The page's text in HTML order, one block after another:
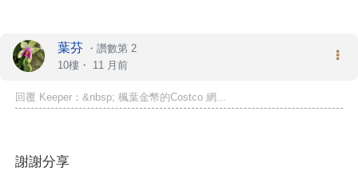
葉芬 ・ 讚數第 2
10樓・ 11 月前
回覆 Keeper：&nbsp; 楓葉金幣的Costco 網...
謝謝分享